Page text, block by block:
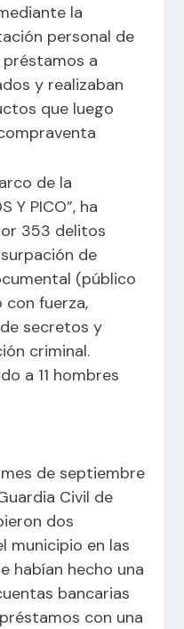
la
personal de
a
y realizaban
que luego
de la
Y PICO”, ha
353 delitos
de
(público
fuerza,
secretos y
criminal.
a 11 hombres
de septiembre
Civil de
dos
municipio en las
habían hecho una
bancarias
con una